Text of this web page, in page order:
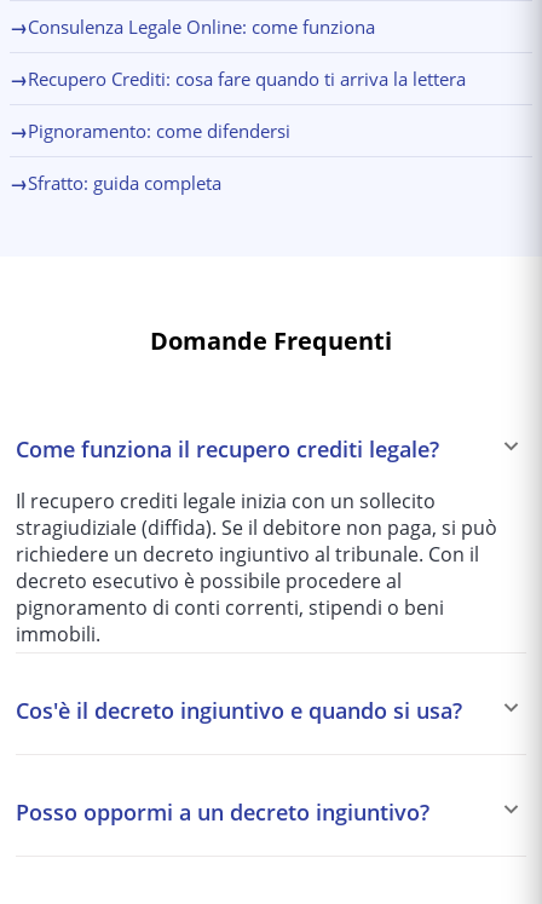
→Consulenza Legale Online: come funziona
→Recupero Crediti: cosa fare quando ti arriva la lettera
→Pignoramento: come difendersi
→Sfratto: guida completa
Domande Frequenti
Come funziona il recupero crediti legale?
Il recupero crediti legale inizia con un sollecito
stragiudiziale (diffida). Se il debitore non paga, si può
richiedere un decreto ingiuntivo al tribunale. Con il
decreto esecutivo è possibile procedere al
pignoramento di conti correnti, stipendi o beni
immobili.
Cos'è il decreto ingiuntivo e quando si usa?
liquido ed esigibile. È lo strumento più rapido per
Posso oppormi a un decreto ingiuntivo?